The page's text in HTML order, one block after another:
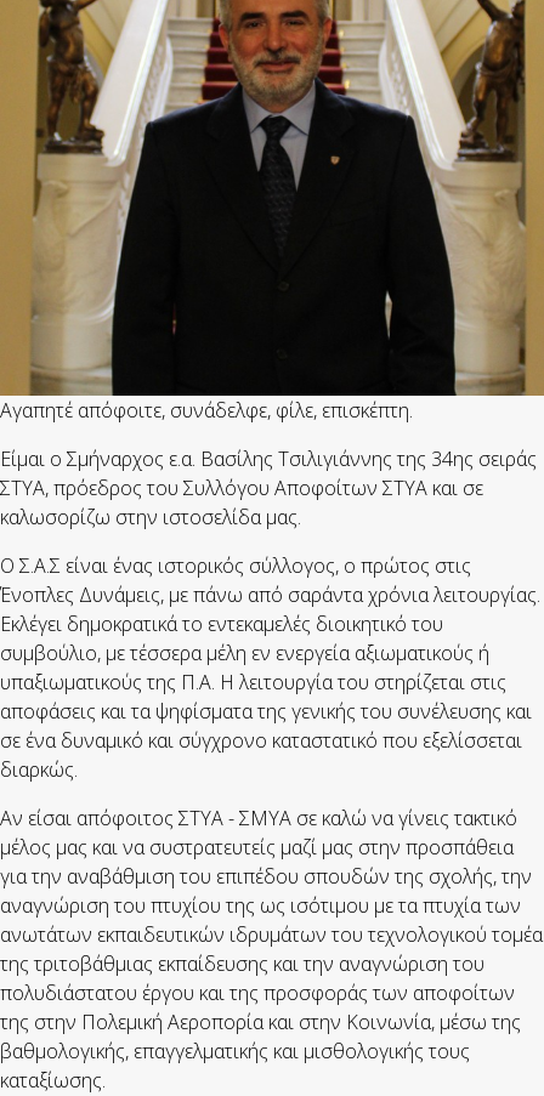
Αγαπητέ απόφοιτε, συνάδελφε, φίλε, επισκέπτη.
Είμαι ο Σμήναρχος ε.α. Βασίλης Τσιλιγιάννης της 34ης σειράς
ΣΤΥΑ, πρόεδρος του Συλλόγου Αποφοίτων ΣΤΥΑ και σε
καλωσορίζω στην ιστοσελίδα μας.
Ο Σ.Α.Σ είναι ένας ιστορικός σύλλογος, ο πρώτος στις
Ένοπλες Δυνάμεις, με πάνω από σαράντα χρόνια λειτουργίας.
Εκλέγει δημοκρατικά το εντεκαμελές διοικητικό του
συμβούλιο, με τέσσερα μέλη εν ενεργεία αξιωματικούς ή
υπαξιωματικούς της Π.Α. Η λειτουργία του στηρίζεται στις
αποφάσεις και τα ψηφίσματα της γενικής του συνέλευσης και
σε ένα δυναμικό και σύγχρονο καταστατικό που εξελίσσεται
διαρκώς.
Αν είσαι απόφοιτος ΣΤΥΑ - ΣΜΥΑ σε καλώ να γίνεις τακτικό
μέλος μας και να συστρατευτείς μαζί μας στην προσπάθεια
για την αναβάθμιση του επιπέδου σπουδών της σχολής, την
αναγνώριση του πτυχίου της ως ισότιμου με τα πτυχία των
ανωτάτων εκπαιδευτικών ιδρυμάτων του τεχνολογικού τομέα
της τριτοβάθμιας εκπαίδευσης και την αναγνώριση του
πολυδιάστατου έργου και της προσφοράς των αποφοίτων
της στην Πολεμική Αεροπορία και στην Κοινωνία, μέσω της
βαθμολογικής, επαγγελματικής και μισθολογικής τους
καταξίωσης.